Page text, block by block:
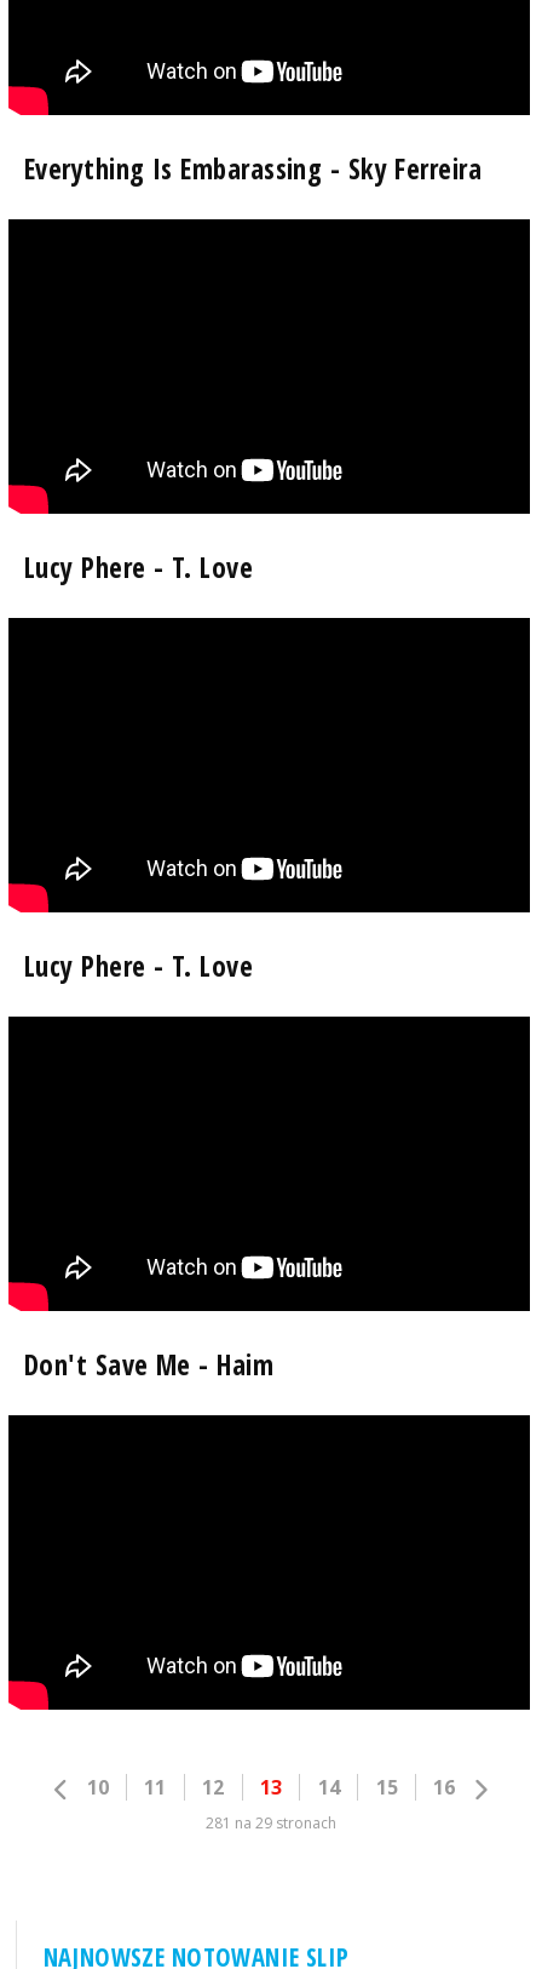
Everything Is Embarassing - Sky Ferreira
Lucy Phere - T. Love
Lucy Phere - T. Love
Don't Save Me - Haim
10 11 12 13 14 15 16
281 na 29 stronach
NAJNOWSZE NOTOWANIE SLIP